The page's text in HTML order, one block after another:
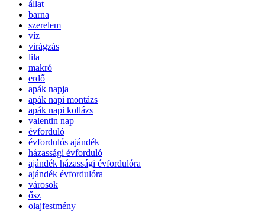
állat
barna
szerelem
víz
virágzás
lila
makró
erdő
apák napja
apák napi montázs
apák napi kollázs
valentin nap
évforduló
évfordulós ajándék
házassági évforduló
ajándék házassági évfordulóra
ajándék évfordulóra
városok
ősz
olajfestmény